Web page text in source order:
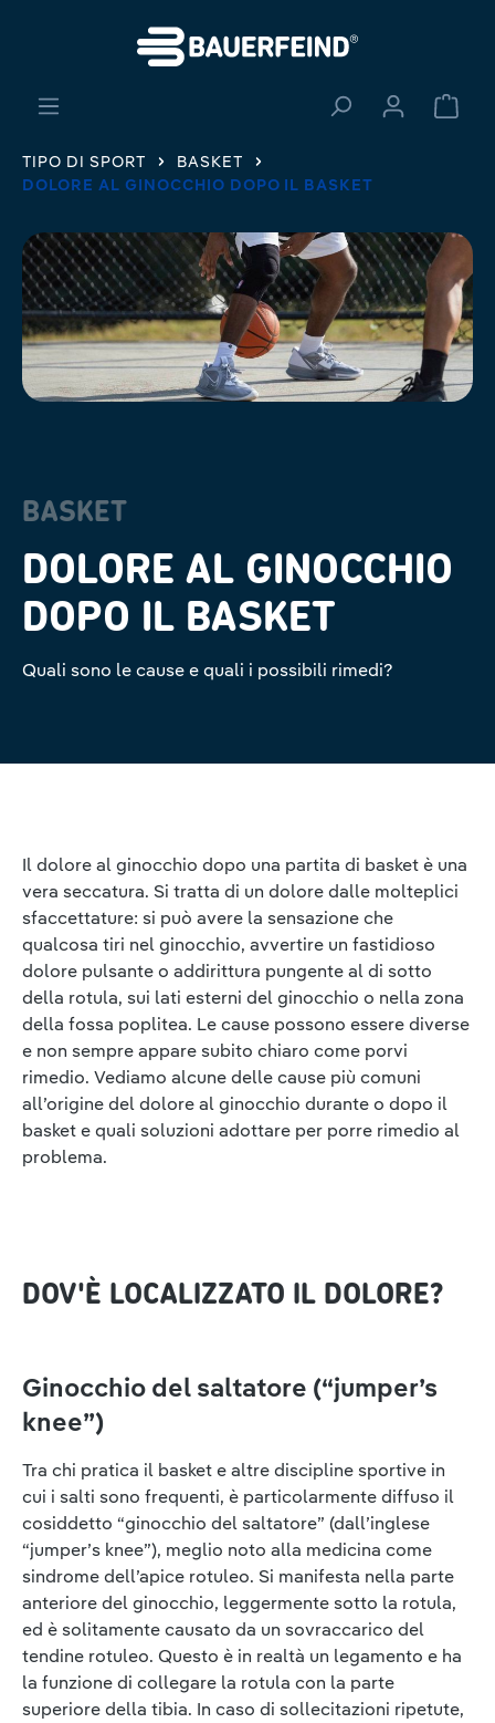
Il
TIPO DI SPORT
BASKET
DOLORE AL GINOCCHIO DOPO IL BASKET
BASKET
DOLORE AL GINOCCHIO
DOPO IL BASKET
Quali sono le cause e quali i possibili rimedi?
Il dolore al ginocchio dopo una partita di basket è una
vera seccatura. Si tratta di un dolore dalle molteplici
sfaccettature: si può avere la sensazione che
qualcosa tiri nel ginocchio, avvertire un fastidioso
dolore pulsante o addirittura pungente al di sotto
della rotula, sui lati esterni del ginocchio o nella zona
della fossa poplitea. Le cause possono essere diverse
e non sempre appare subito chiaro come porvi
rimedio. Vediamo alcune delle cause più comuni
all’origine del dolore al ginocchio durante o dopo il
basket e quali soluzioni adottare per porre rimedio al
problema.
DOV'È LOCALIZZATO IL DOLORE?
Ginocchio del saltatore (“jumper’s
knee”)
Tra chi pratica il basket e altre discipline sportive in
cui i salti sono frequenti, è particolarmente diffuso il
cosiddetto “ginocchio del saltatore” (dall’inglese
“jumper’s knee”), meglio noto alla medicina come
sindrome dell’apice rotuleo. Si manifesta nella parte
anteriore del ginocchio, leggermente sotto la rotula,
ed è solitamente causato da un sovraccarico del
tendine rotuleo. Questo è in realtà un legamento e ha
la funzione di collegare la rotula con la parte
superiore della tibia. In caso di sollecitazioni ripetute,